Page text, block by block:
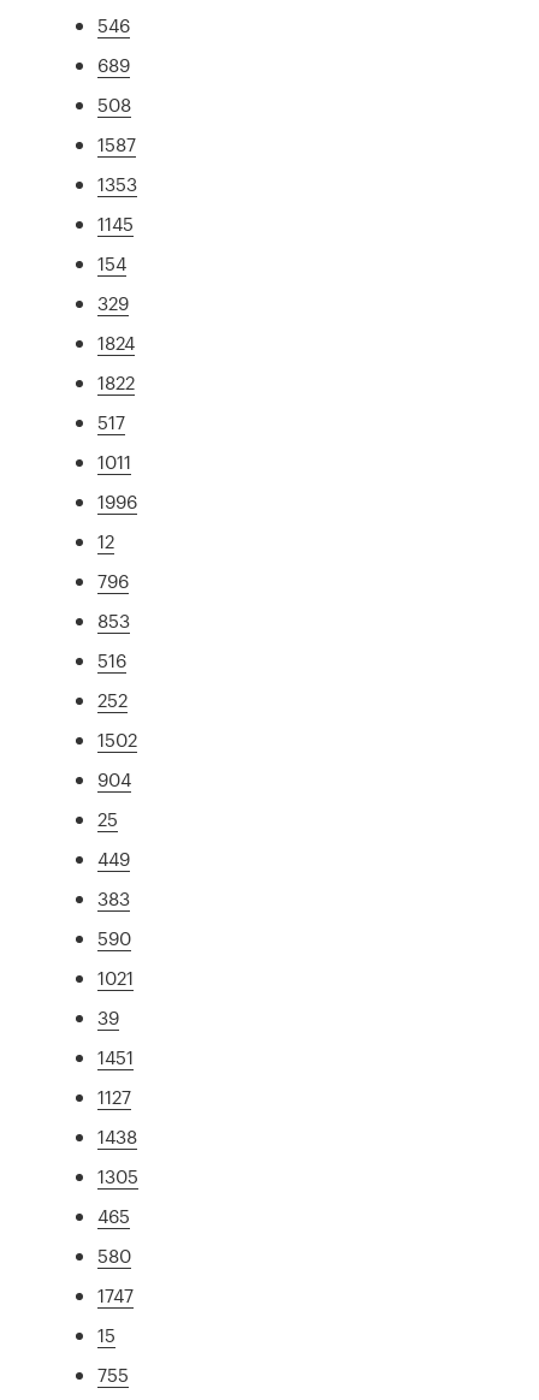
546
689
508
1587
1353
1145
154
329
1824
1822
517
1011
1996
12
796
853
516
252
1502
904
25
449
383
590
1021
39
1451
1127
1438
1305
465
580
1747
15
755